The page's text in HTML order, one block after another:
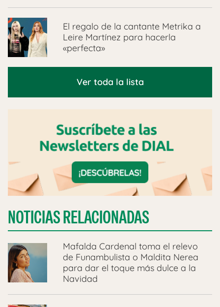
El regalo de la cantante Metrika a
Leire Martínez para hacerla
«perfecta»
Ver toda la lista
NOTICIAS RELACIONADAS
Mafalda Cardenal toma el relevo
de Funambulista o Maldita Nerea
para dar el toque más dulce a la
Navidad